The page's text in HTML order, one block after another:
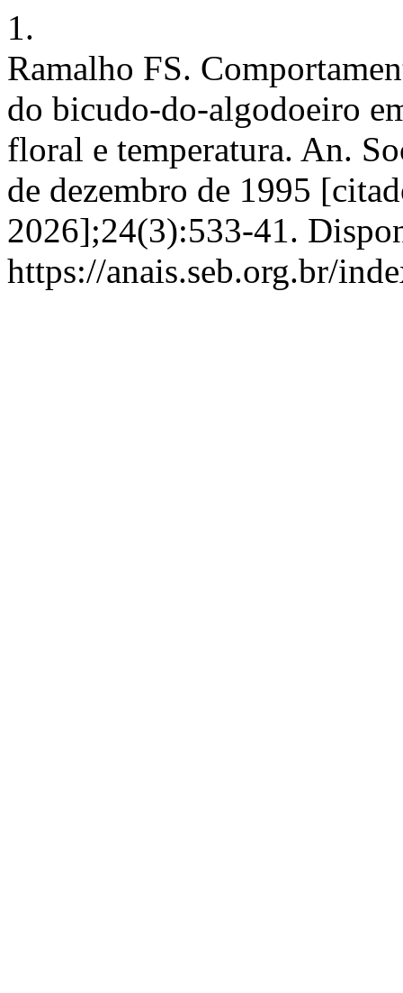
1.
Ramalho FS.
do bicudo-do-algodoeiro
floral e temperatura. An.
de dezembro de 1995
2026];24(3):533-41.
https://anais.seb.org.br/